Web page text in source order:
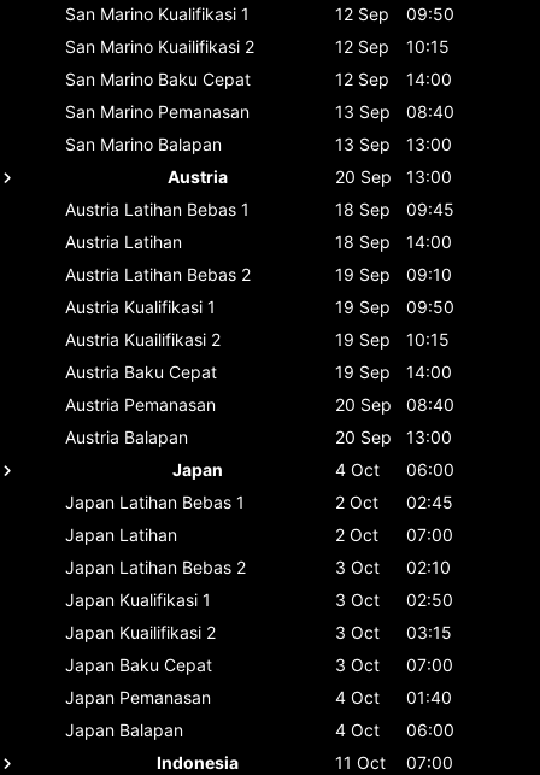
San Marino Kualifikasi 1 12 Sep
09:50
San Marino Kuailifikasi 2 12 Sep
10:15
San Marino Baku Cepat 12 Sep
14:00
San Marino Pemanasan 13 Sep
08:40
San Marino Balapan 13 Sep
13:00
Austria
20 Sep
13:00
Austria Latihan Bebas 1 18 Sep
09:45
Austria Latihan 18 Sep
14:00
Austria Latihan Bebas 2 19 Sep
09:10
Austria Kualifikasi 1 19 Sep
09:50
Austria Kuailifikasi 2 19 Sep
10:15
Austria Baku Cepat 19 Sep
14:00
Austria Pemanasan 20 Sep
08:40
Austria Balapan 20 Sep
13:00
Japan
4 Oct
06:00
Japan Latihan Bebas 1 2 Oct
02:45
Japan Latihan 2 Oct
07:00
Japan Latihan Bebas 2 3 Oct
02:10
Japan Kualifikasi 1 3 Oct
02:50
Japan Kuailifikasi 2 3 Oct
03:15
Japan Baku Cepat 3 Oct
07:00
Japan Pemanasan 4 Oct
01:40
Japan Balapan 4 Oct
06:00
Indonesia
11 Oct
07:00